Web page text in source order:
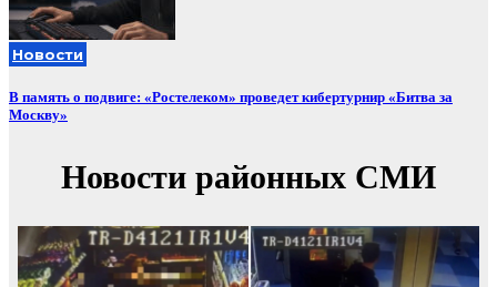
Новости
В память о подвиге: «Ростелеком» проведет кибертурнир «Битва за
Москву»